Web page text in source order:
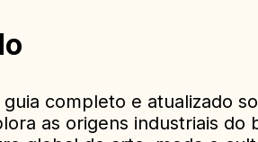
completo e atualizado
as origens industriais do